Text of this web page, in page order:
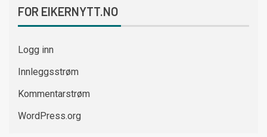
FOR EIKERNYTT.NO
Logg inn
Innleggsstrøm
Kommentarstrøm
WordPress.org